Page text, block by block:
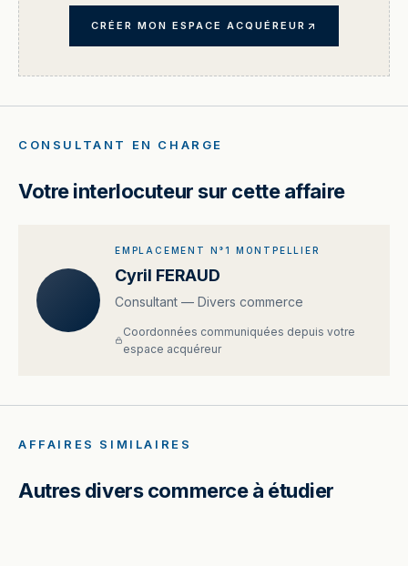
CRÉER MON ESPACE ACQUÉREUR
CONSULTANT EN CHARGE
Votre interlocuteur sur cette affaire
EMPLACEMENT N°1 MONTPELLIER
Cyril FERAUD
Consultant — Divers commerce
Coordonnées communiquées depuis votre
espace acquéreur
AFFAIRES SIMILAIRES
Autres divers commerce à étudier